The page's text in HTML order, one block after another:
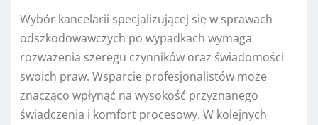
Wybór kancelarii specjalizującej się w sprawach
odszkodowawczych po wypadkach wymaga
rozważenia szeregu czynników oraz świadomości
swoich praw. Wsparcie profesjonalistów może
znacząco wpłynąć na wysokość przyznanego
świadczenia i komfort procesowy. W kolejnych